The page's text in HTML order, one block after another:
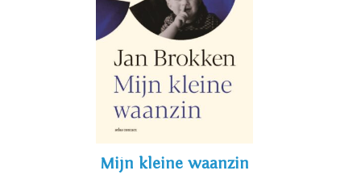
dei Librai, de Prijs van Italiaanse
boekverkopers. In de zomer van
2021 verscheen 'De tuinen van
Buitenzorg', en in oktober 2022
verscheen het boek 'De
kampschilders' .
Mijn kleine waanzin